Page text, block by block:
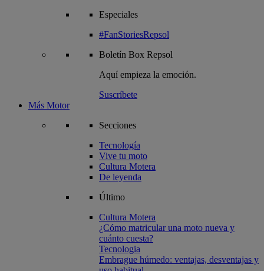
Especiales
#FanStoriesRepsol
Boletín Box Repsol
Aquí empieza la emoción.
Suscríbete
Más Motor
Secciones
Tecnología
Vive tu moto
Cultura Motera
De leyenda
Último
Cultura Motera
¿Cómo matricular una moto nueva y
cuánto cuesta?
Tecnologia
Embrague húmedo: ventajas, desventajas y